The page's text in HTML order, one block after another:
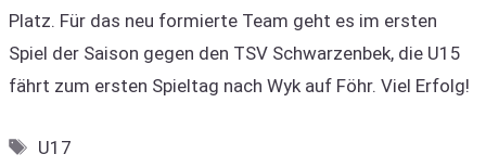
Platz. Für das neu formierte Team geht es im ersten
Spiel der Saison gegen den TSV Schwarzenbek, die U15
fährt zum ersten Spieltag nach Wyk auf Föhr. Viel Erfolg!
Schlagwörter
U17